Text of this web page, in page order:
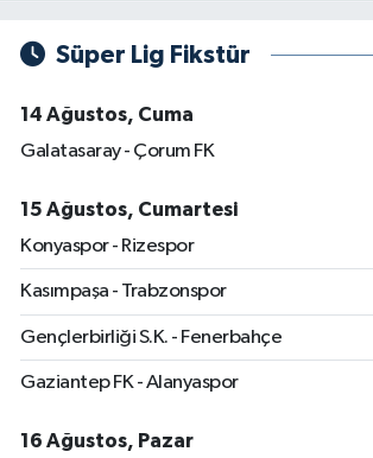
Süper Lig Fikstür
14 Ağustos, Cuma
Galatasaray - Çorum FK
15 Ağustos, Cumartesi
Konyaspor - Rizespor
Kasımpaşa - Trabzonspor
Gençlerbirliği S.K. - Fenerbahçe
Gaziantep FK - Alanyaspor
16 Ağustos, Pazar